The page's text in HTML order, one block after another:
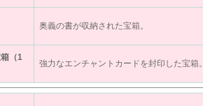
奥義の書が収納された宝箱。
（1
強力なエンチャントカードを封印した宝箱。